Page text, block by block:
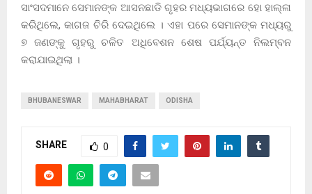
ସାଂସଦମାନେ ସେମାନଙ୍କ ଆସନଛାଡି ଗୃହର ମଧ୍ୟଭାଗରେ ହୋ ହାଲ୍ଳା
କରିଥିଲେ, କାଗଜ ଚିରି ଦେଇଥିଲେ । ଏହା ପରେ ସେମାନଙ୍କ ମଧ୍ୟରୁ
୭ ଜଣଙ୍କୁ ଗୃହରୁ ଚଳିତ ଅଧିବେଶନ ଶେଷ ପର୍ଯ୍ୟନ୍ତ ନିଲମ୍ବନ
କରାଯାଇଥିଲା ।
BHUBANESWAR MAHABHARAT ODISHA
SHARE 0